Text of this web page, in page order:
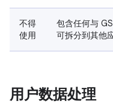
不得
使用
包含任何与
可拆分到其他
用户数据处理